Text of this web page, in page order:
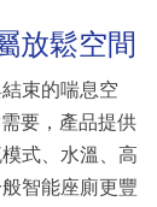
放鬆空間
束的喘息空
要，產品提供
式、水溫、高
智能座廁更豐